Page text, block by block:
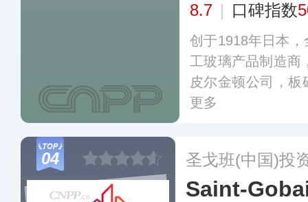
8.7 | 口碑指数
创于1918年日本
工玻璃产品制造商
皮尔金顿公司，
更多
04 圣戈班(中国)投
Saint-